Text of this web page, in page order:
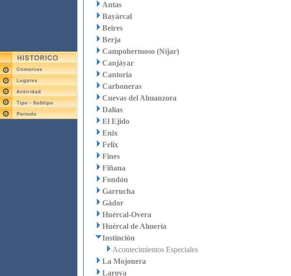
Antas
Bayárcal
Beires
Berja
Campohermoso (Níjar)
Canjáyar
Cantoria
Carboneras
Cuevas del Almanzora
Dalías
El Ejido
Enix
Felix
Fines
Fiñana
Fondón
Garrucha
Gádor
Huércal-Overa
Huércal de Almería
Instinción
Acontecimientos Especiales
La Mojonera
Laroya